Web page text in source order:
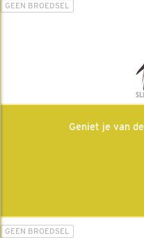
GEEN BROEDSEL
Geniet je van
GEEN BROEDSEL